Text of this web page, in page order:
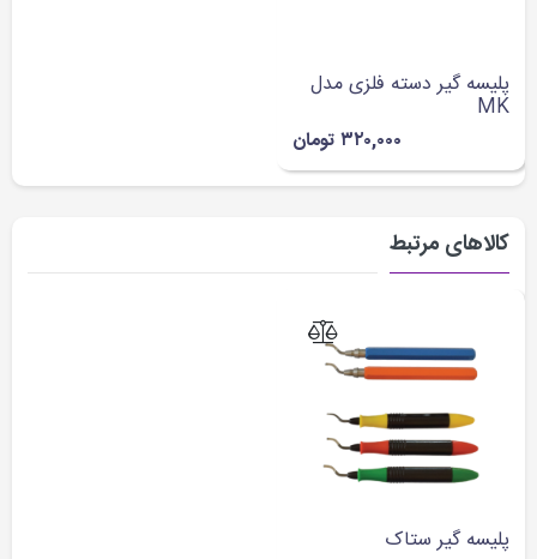
پلیسه گیر دسته فلزی مدل
MK
۳۲۰,۰۰۰ تومان
کالاهای مرتبط
پلیسه گیر ستاک